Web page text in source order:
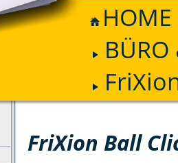
HOME
BÜRO
FriXion Ball